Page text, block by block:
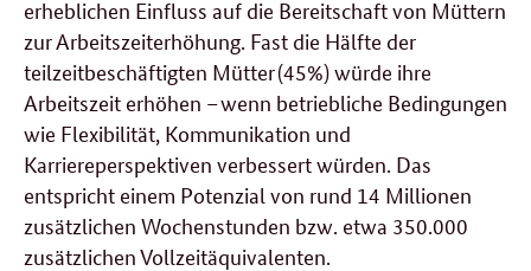
erheblichen Einfluss auf die Bereitschaft von Müttern
zur Arbeitszeiterhöhung. Fast die Hälfte der
teilzeitbeschäftigten Mütter (45%) würde ihre
Arbeitszeit erhöhen – wenn betriebliche Bedingungen
wie Flexibilität, Kommunikation und
Karriereperspektiven verbessert würden. Das
entspricht einem Potenzial von rund 14 Millionen
zusätzlichen Wochenstunden bzw. etwa 350.000
zusätzlichen Vollzeitäquivalenten.